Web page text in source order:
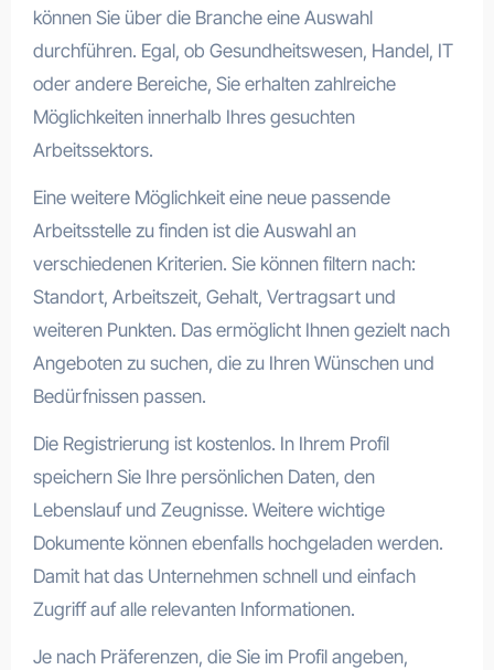
können Sie über die Branche eine Auswahl
durchführen. Egal, ob Gesundheitswesen, Handel, IT
oder andere Bereiche, Sie erhalten zahlreiche
Möglichkeiten innerhalb Ihres gesuchten
Arbeitssektors.
Eine weitere Möglichkeit eine neue passende
Arbeitsstelle zu finden ist die Auswahl an
verschiedenen Kriterien. Sie können filtern nach:
Standort, Arbeitszeit, Gehalt, Vertragsart und
weiteren Punkten. Das ermöglicht Ihnen gezielt nach
Angeboten zu suchen, die zu Ihren Wünschen und
Bedürfnissen passen.
Die Registrierung ist kostenlos. In Ihrem Profil
speichern Sie Ihre persönlichen Daten, den
Lebenslauf und Zeugnisse. Weitere wichtige
Dokumente können ebenfalls hochgeladen werden.
Damit hat das Unternehmen schnell und einfach
Zugriff auf alle relevanten Informationen.
Je nach Präferenzen, die Sie im Profil angeben,